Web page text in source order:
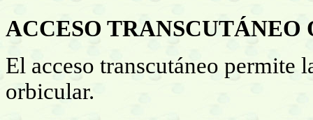
ACCESO
El acceso transcutáneo permite
orbicular.